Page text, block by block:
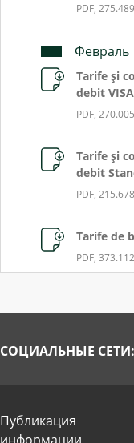
PDF,
Февраль
Tarife şi
debit
PDF,
Tarife şi
debit
PDF,
Tarife de
PDF,
debit
СОЦИАЛЬНЫЕ СЕТИ:
Публикация